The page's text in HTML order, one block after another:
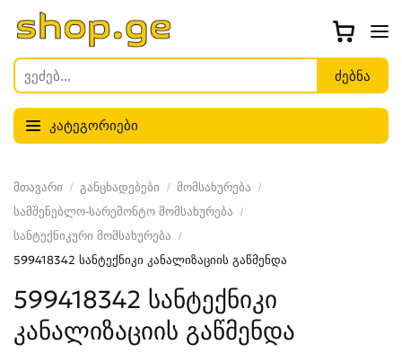
კატეგორიები
მთავარი განცხადებები
მომსახურება
სამშენებლო-სარემონტო მომსახურება
სანტექნიკური მომსახურება
599418342 სანტექნიკი კანალიზაციის გაწმენდა
599418342 სანტექნიკი
კანალიზაციის გაწმენდა